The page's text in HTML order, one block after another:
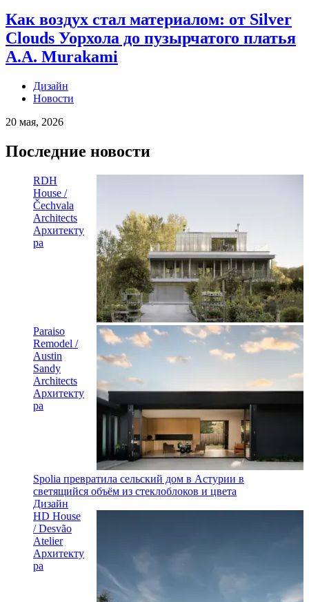
Как воздух стал материалом: от Silver
Clouds Уорхола до пузырчатого платья
A.A. Murakami
Дизайн
Новости
20 мая, 2026
Последние новости
RDH
House /
Čechvala
Architects
Архитекту
ра
Paraiso
Remodel /
Austin
Sandy
Architects
Архитекту
ра
Spolia превратила сельский дом в Астурии в
светящийся объём из стеклоблоков и цвета
Дизайн
HD House
/ Desvão
Atelier
Архитекту
ра